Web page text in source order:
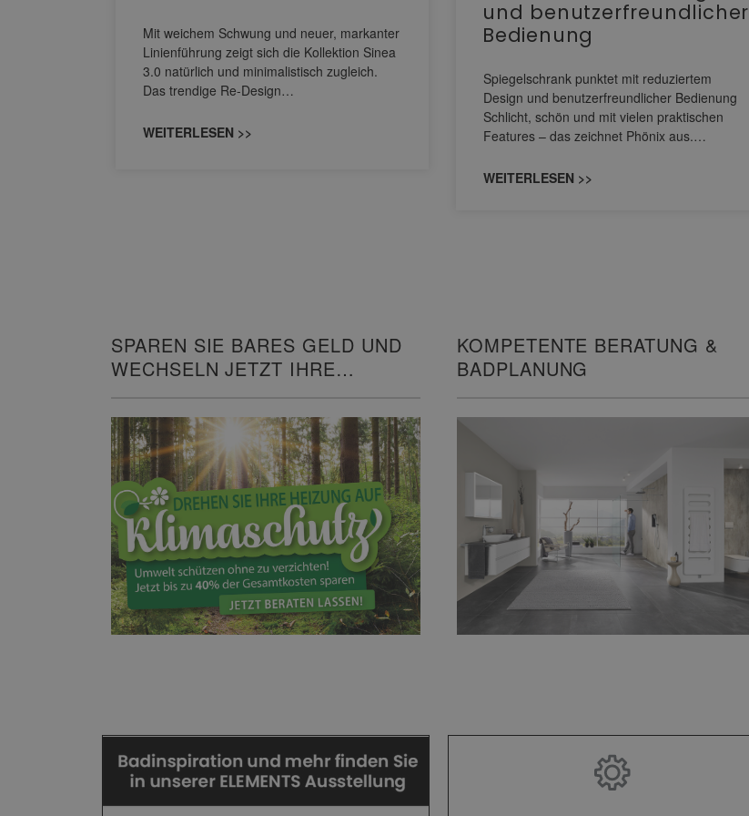
Mit weichem Schwung und neuer, markanter
Linienführung zeigt sich die Kollektion Sinea
3.0 natürlich und minimalistisch zugleich.
Das trendige Re-Design…
WEITERLESEN >>
und benutzerfreundlicher
Bedienung
Spiegelschrank punktet mit reduziertem
Design und benutzerfreundlicher Bedienung
Schlicht, schön und mit vielen praktischen
Features – das zeichnet Phönix aus.…
WEITERLESEN >>
SPAREN SIE BARES GELD UND
WECHSELN JETZT IHRE
KOMPETENTE BERATUNG &
BADPLANUNG